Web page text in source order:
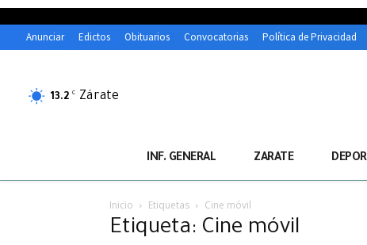
Anunciar Edictos Obituarios Convocatorias Política de Privacidad
13.2 C Zárate
INF. GENERAL ZARATE
Inicio Etiquetas Cine móvil
Etiqueta: Cine móvil